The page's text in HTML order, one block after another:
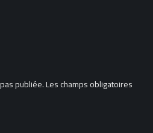
publiée.Les champs obligatoires